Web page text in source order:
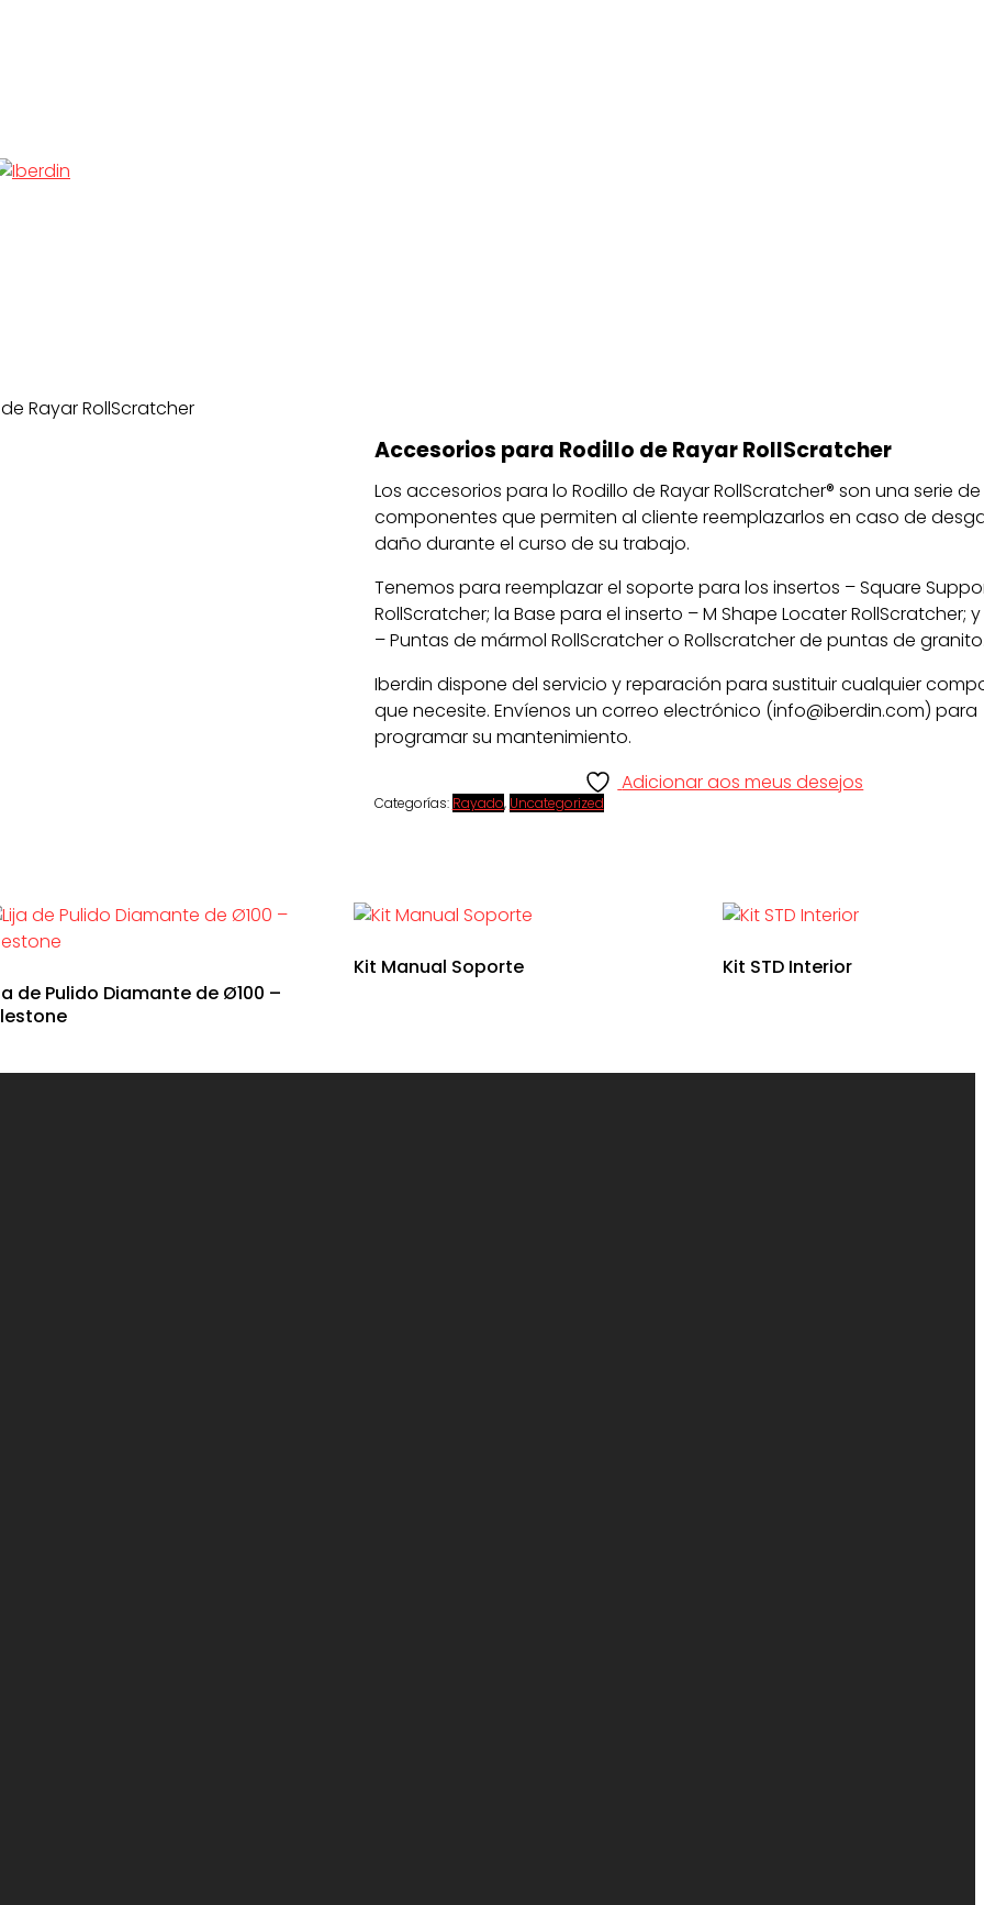
Rayar RollScratcher
Accesorios para Rodillo de Rayar RollScratcher
Los accesorios para lo Rodillo de Rayar RollScratcher® son una serie de
componentes que permiten al cliente reemplazarlos en caso de
daño durante el curso de su trabajo.
Tenemos para reemplazar el soporte para los insertos – Square
RollScratcher; la Base para el inserto – M Shape Locater RollScratcher;
– Puntas de mármol RollScratcher o Rollscratcher de puntas de
Iberdin dispone del servicio y reparación para sustituir cualquier
que necesite. Envíenos un correo electrónico (info@iberdin.com) para
programar su mantenimiento.
Adicionar aos meus desejos
Categorías: Rayado, Uncategorized
de Pulido Diamante de Ø100 –
Kit Manual Soporte Kit STD Interior